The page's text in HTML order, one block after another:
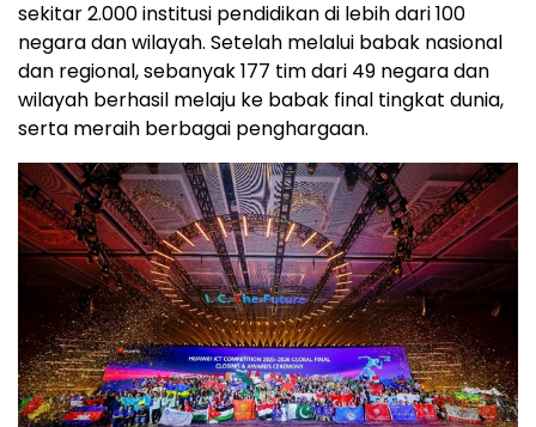
sekitar 2.000 institusi pendidikan di lebih dari 100
negara dan wilayah. Setelah melalui babak nasional
dan regional, sebanyak 177 tim dari 49 negara dan
wilayah berhasil melaju ke babak final tingkat dunia,
serta meraih berbagai penghargaan.